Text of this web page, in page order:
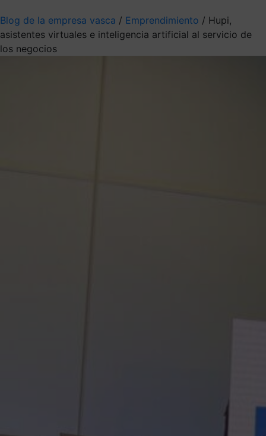
Blog de la empresa vasca / Emprendimiento / Hupi,
asistentes virtuales e inteligencia artificial al servicio de
los negocios